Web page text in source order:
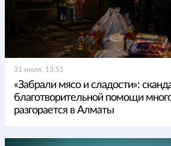
31 июля, 13:51
«Забрали мясо и сладости»:
благотворительной помощи
разгорается в Алматы